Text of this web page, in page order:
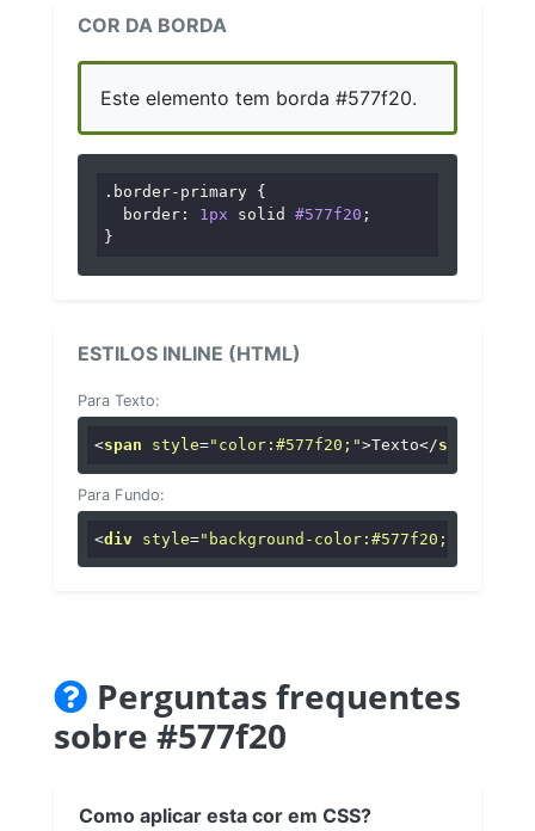
COR DA BORDA
Este elemento tem borda #577f20.
.border-primary {
border : 1px solid #577f20 ;
}
ESTILOS INLINE (HTML)
Para Texto:
<span style="color:#577f20;">Texto</span
Para Fundo:
<div style="background-color:#577f20;"
Perguntas frequentes
sobre #577f20
Como aplicar esta cor em CSS?